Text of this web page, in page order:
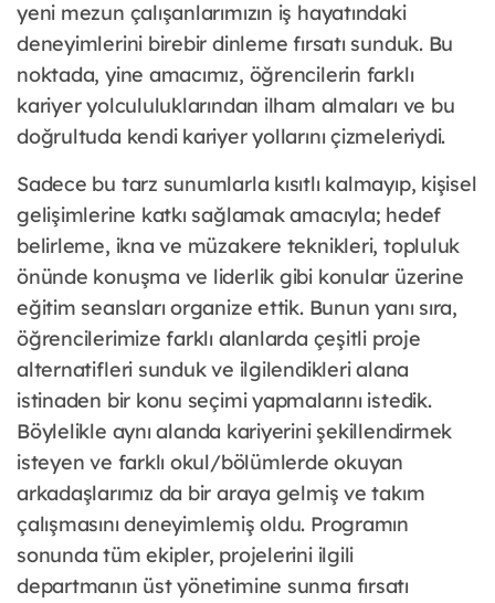
yeni mezun çalışanlarımızın iş hayatındaki
deneyimlerini birebir dinleme fırsatı sunduk. Bu
noktada, yine amacımız, öğrencilerin farklı
kariyer yolcululuklarından ilham almaları ve bu
doğrultuda kendi kariyer yollarını çizmeleriydi.
Sadece bu tarz sunumlarla kısıtlı kalmayıp, kişisel
gelişimlerine katkı sağlamak amacıyla; hedef
belirleme, ikna ve müzakere teknikleri, topluluk
önünde konuşma ve liderlik gibi konular üzerine
eğitim seansları organize ettik. Bunun yanı sıra,
öğrencilerimize farklı alanlarda çeşitli proje
alternatifleri sunduk ve ilgilendikleri alana
istinaden bir konu seçimi yapmalarını istedik.
Böylelikle aynı alanda kariyerini şekillendirmek
isteyen ve farklı okul/bölümlerde okuyan
arkadaşlarımız da bir araya gelmiş ve takım
çalışmasını deneyimlemiş oldu. Programın
sonunda tüm ekipler, projelerini ilgili
departmanın üst yönetimine sunma fırsatı